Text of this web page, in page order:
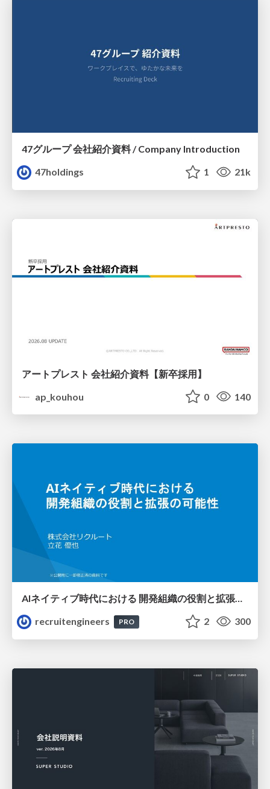
47グループ 会社紹介資料 / Company Introduction
47holdings
1 21k
アートプレスト 会社紹介資料【新卒採用】
ap_kouhou
0 140
AIネイティブ時代における 開発組織の役割と拡張の可能性
recruitengineers
PRO 2 300